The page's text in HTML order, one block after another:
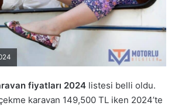
fiyatları 2024 listesi belli oldu.
karavan 149,500 TL iken 2024’te